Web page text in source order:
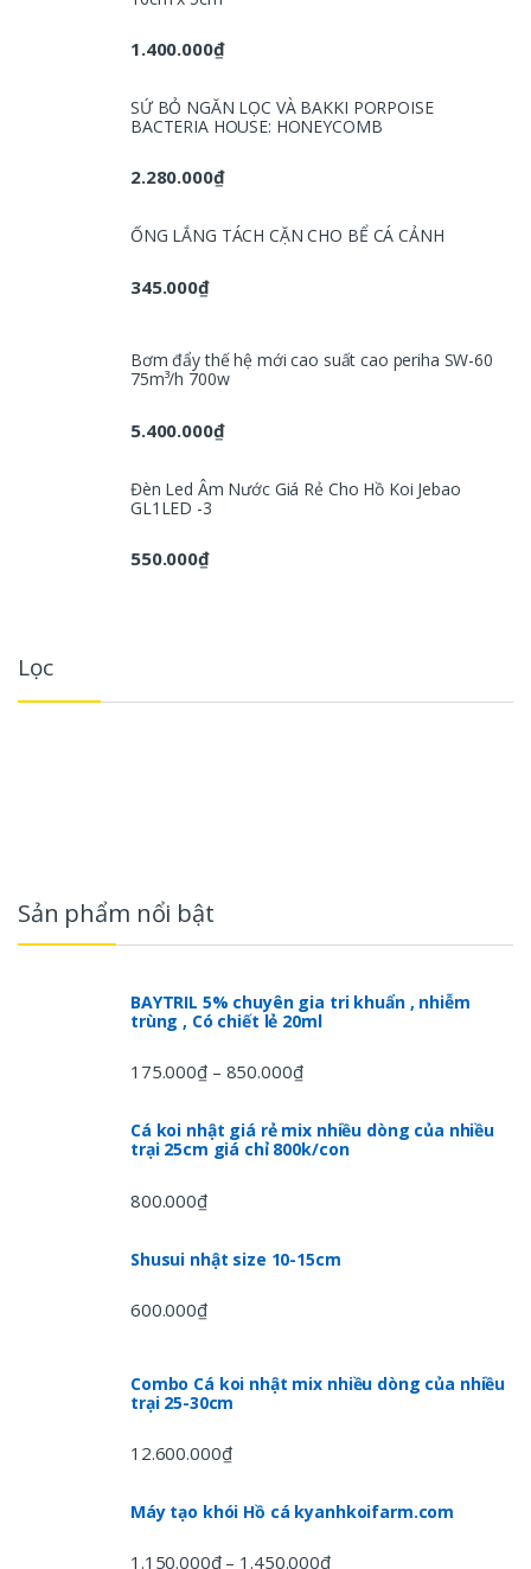
1.400.000₫
SỨ BỎ NGĂN LỌC VÀ BAKKI PORPOISE
BACTERIA HOUSE: HONEYCOMB
2.280.000₫
ỐNG LẮNG TÁCH CẶN CHO BỂ CÁ CẢNH
345.000₫
Bơm đẩy thế hệ mới cao suất cao periha SW-60
75m³/h 700w
5.400.000₫
Đèn Led Âm Nước Giá Rẻ Cho Hồ Koi Jebao
GL1LED -3
550.000₫
Lọc
Sản phẩm nổi bật
BAYTRIL 5% chuyên gia tri khuẩn , nhiễm
trùng , Có chiết lẻ 20ml
175.000₫– 850.000₫
Cá koi nhật giá rẻ mix nhiều dòng của nhiều
trại 25cm giá chỉ 800k/con
800.000₫
Shusui nhật size 10-15cm
600.000₫
Combo Cá koi nhật mix nhiều dòng của nhiều
trại 25-30cm
12.600.000₫
Máy tạo khói Hồ cá kyanhkoifarm.com
1.150.000₫– 1.450.000₫